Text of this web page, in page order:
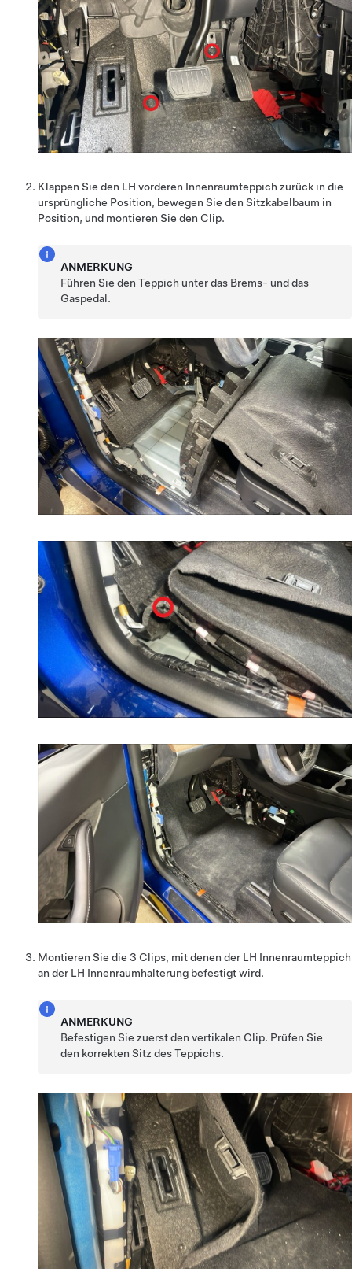
Klappen Sie den LH vorderen Innenraumteppich zurück in die
ursprüngliche Position, bewegen Sie den Sitzkabelbaum in
Position, und montieren Sie den Clip.
ANMERKUNG
Führen Sie den Teppich unter das Brems- und das
Gaspedal.
Montieren Sie die 3 Clips, mit denen der LH Innenraumteppich
an der LH Innenraumhalterung befestigt wird.
ANMERKUNG
Befestigen Sie zuerst den vertikalen Clip. Prüfen Sie
den korrekten Sitz des Teppichs.